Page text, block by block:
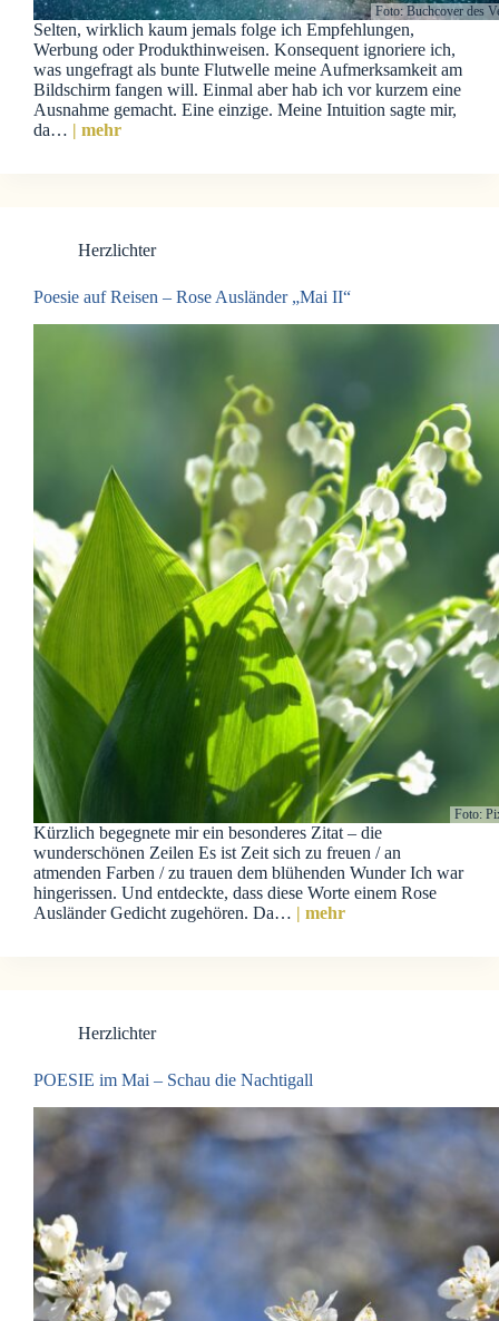
Foto: Buchcover des
Selten, wirklich kaum jemals folge ich Empfehlungen,
Werbung oder Produkthinweisen. Konsequent ignoriere ich,
was ungefragt als bunte Flutwelle meine Aufmerksamkeit am
Bildschirm fangen will. Einmal aber hab ich vor kurzem eine
Ausnahme gemacht. Eine einzige. Meine Intuition sagte mir,
da…
| mehr
Herzlichter
Poesie auf Reisen – Rose Ausländer „Mai II“
Foto:
Kürzlich begegnete mir ein besonderes Zitat – die
wunderschönen Zeilen Es ist Zeit sich zu freuen / an
atmenden Farben / zu trauen dem blühenden Wunder Ich war
hingerissen. Und entdeckte, dass diese Worte einem Rose
Ausländer Gedicht zugehören. Da… | mehr
Herzlichter
POESIE im Mai – Schau die Nachtigall